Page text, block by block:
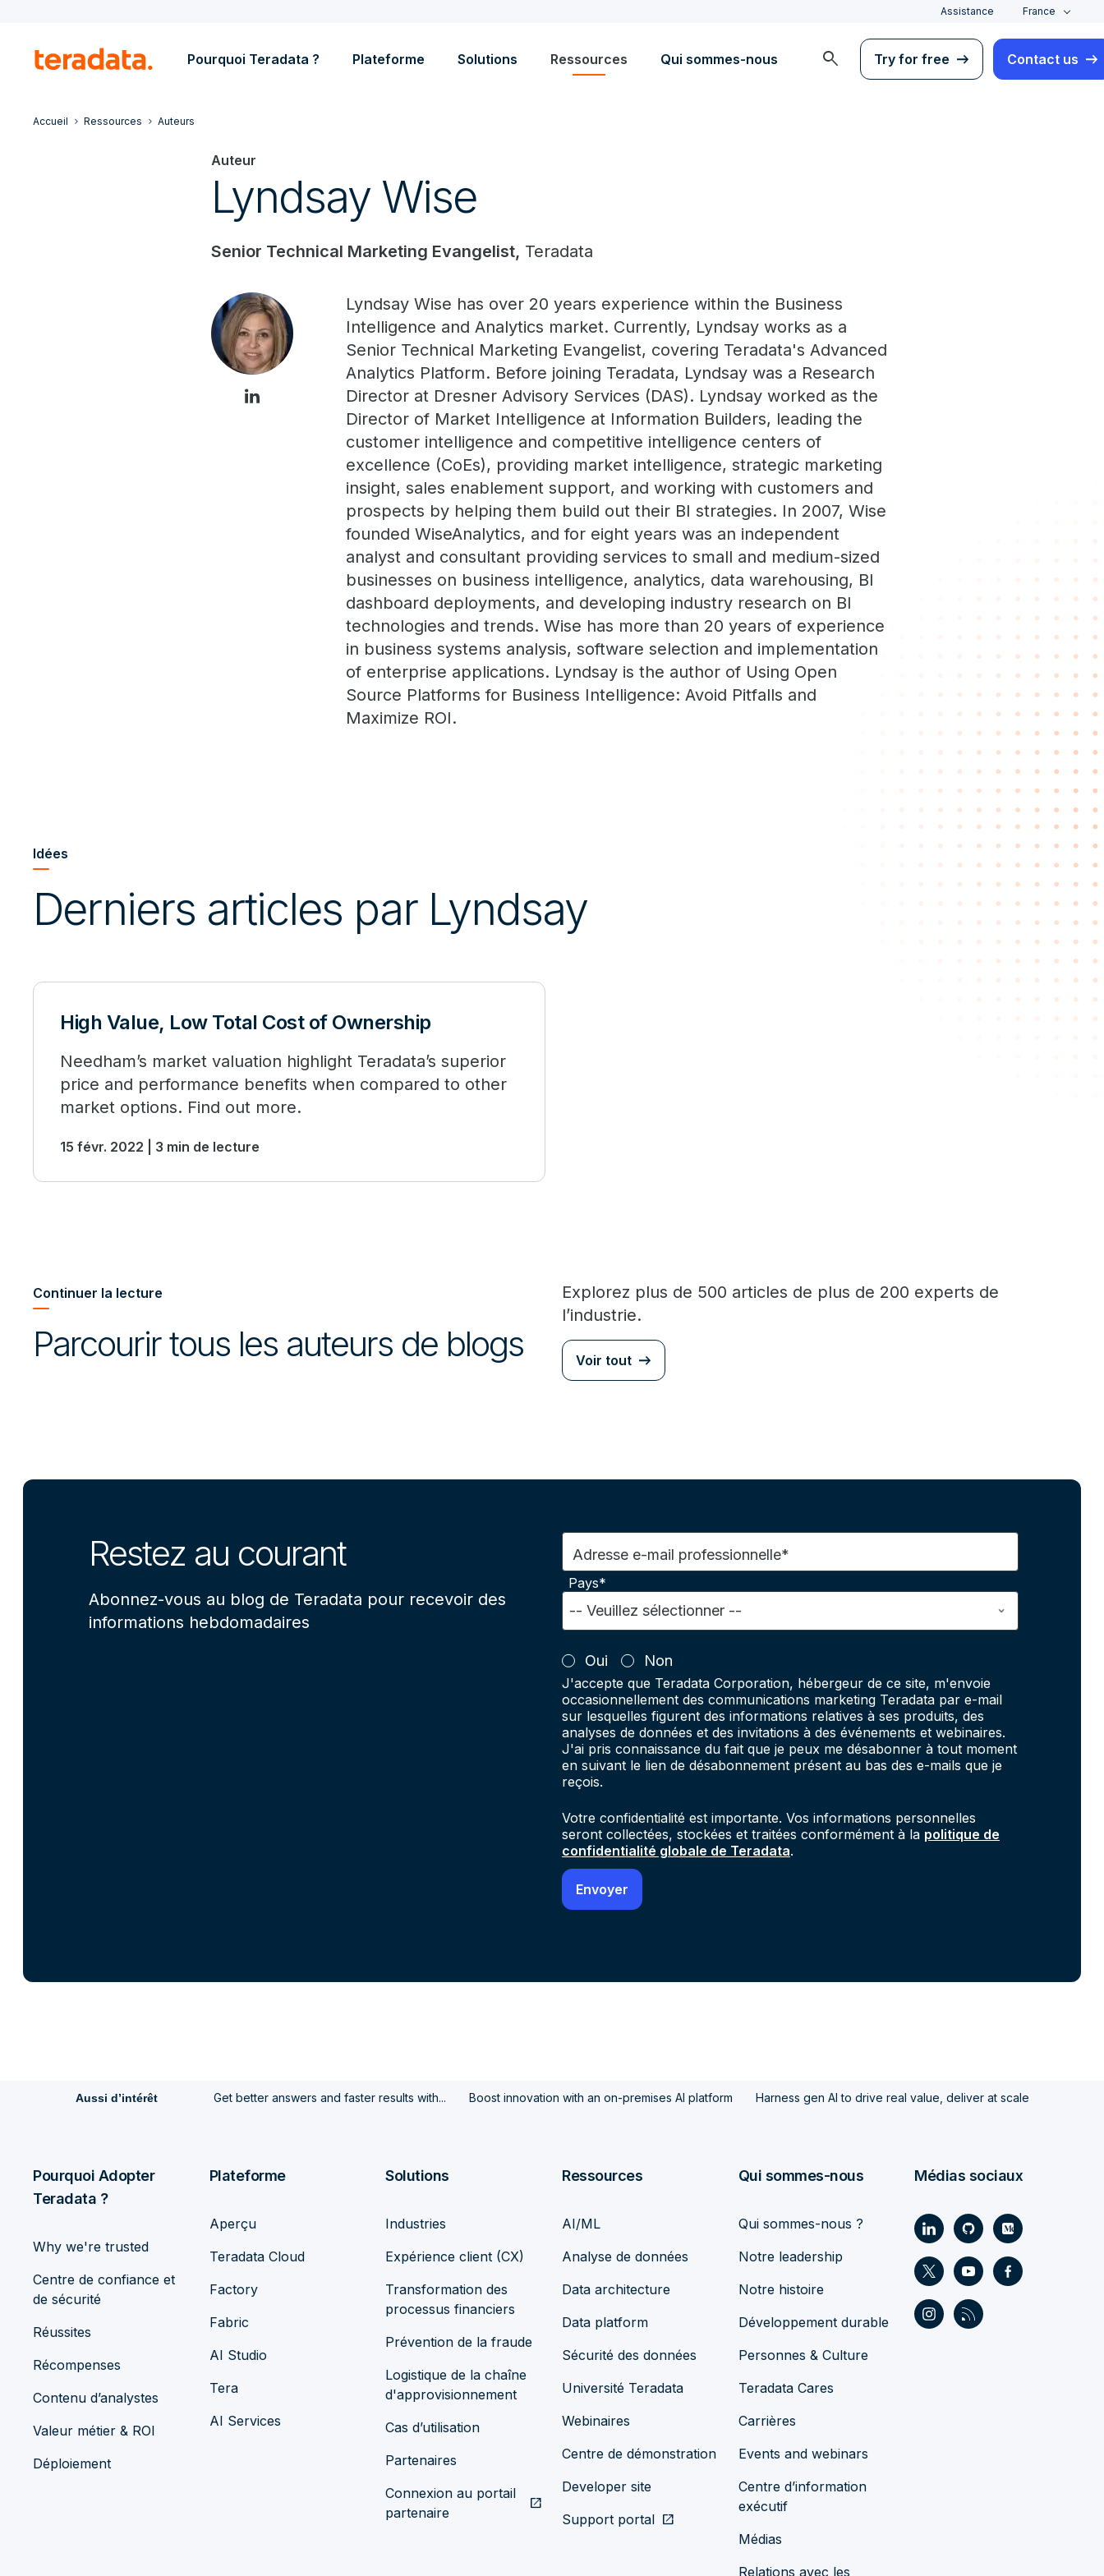
Assistance France
Pourquoi Teradata ? Plateforme Solutions Ressources Qui sommes-nous search Try for free Contact us
Accueil Ressources Auteurs
Auteur
Lyndsay Wise
Senior Technical Marketing Evangelist, Teradata
Lyndsay Wise has over 20 years experience within the Business
Intelligence and Analytics market. Currently, Lyndsay works as a
Senior Technical Marketing Evangelist, covering Teradata's Advanced
Analytics Platform. Before joining Teradata, Lyndsay was a Research
Director at Dresner Advisory Services (DAS). Lyndsay worked as the
Director of Market Intelligence at Information Builders, leading the
customer intelligence and competitive intelligence centers of
excellence (CoEs), providing market intelligence, strategic marketing
insight, sales enablement support, and working with customers and
prospects by helping them build out their BI strategies. In 2007, Wise
founded WiseAnalytics, and for eight years was an independent
analyst and consultant providing services to small and medium-sized
businesses on business intelligence, analytics, data warehousing, BI
dashboard deployments, and developing industry research on BI
technologies and trends. Wise has more than 20 years of experience
in business systems analysis, software selection and implementation
of enterprise applications. Lyndsay is the author of Using Open
Source Platforms for Business Intelligence: Avoid Pitfalls and
Maximize ROI.
Idées
Derniers articles par Lyndsay
High Value, Low Total Cost of Ownership
Needham’s market valuation highlight Teradata’s superior
price and performance benefits when compared to other
market options. Find out more.
15 févr. 2022 | 3 min de lecture
Continuer la lecture
Parcourir tous les auteurs de blogs
Explorez plus de 500 articles de plus de 200 experts de
l’industrie.
Voir tout
Restez au courant
Abonnez-vous au blog de Teradata pour recevoir des
informations hebdomadaires
Adresse e-mail professionnelle*
Pays*
Oui Non
J'accepte que Teradata Corporation, hébergeur de ce site, m'envoie
occasionnellement des communications marketing Teradata par e-mail
sur lesquelles figurent des informations relatives à ses produits, des
analyses de données et des invitations à des événements et webinaires.
J'ai pris connaissance du fait que je peux me désabonner à tout moment
en suivant le lien de désabonnement présent au bas des e-mails que je
reçois.
Votre confidentialité est importante. Vos informations personnelles
seront collectées, stockées et traitées conformément à la politique de
confidentialité globale de Teradata.
Aussi d’intérêt Get better answers and faster results with... Boost innovation with an on-premises AI platform Harness gen AI to drive real value, deliver at scale
Pourquoi Adopter
Teradata ?
Why we're trusted
Centre de confiance et
de sécurité
Réussites
Récompenses
Contenu d’analystes
Valeur métier & ROI
Déploiement
Plateforme
Aperçu
Teradata Cloud
Factory
Fabric
AI Studio
Tera
AI Services
Solutions
Industries
Expérience client (CX)
Transformation des
processus financiers
Prévention de la fraude
Logistique de la chaîne
d'approvisionnement
Cas d’utilisation
Partenaires
Connexion au portail
partenaire
open_in_new
Ressources
AI/ML
Analyse de données
Data architecture
Data platform
Sécurité des données
Université Teradata
Webinaires
Centre de démonstration
Developer site
Support portal open_in_new
Qui sommes-nous
Qui sommes-nous ?
Notre leadership
Notre histoire
Développement durable
Personnes & Culture
Teradata Cares
Carrières
Events and webinars
Centre d’information
exécutif
Médias
Relations avec les
Médias sociaux